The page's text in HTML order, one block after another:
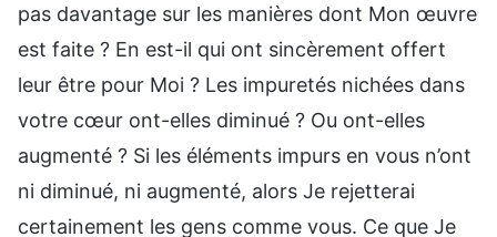
pas davantage sur les manières dont Mon œuvre
est faite ? En est-il qui ont sincèrement offert
leur être pour Moi ? Les impuretés nichées dans
votre cœur ont-elles diminué ? Ou ont-elles
augmenté ? Si les éléments impurs en vous n’ont
ni diminué, ni augmenté, alors Je rejetterai
certainement les gens comme vous. Ce que Je